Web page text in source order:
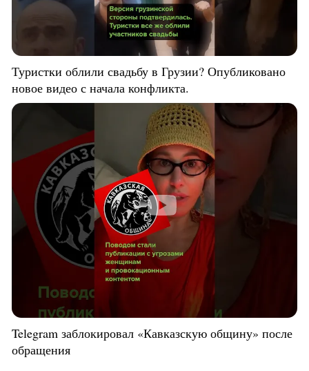
Туристки облили свадьбу в Грузии? Опубликовано
новое видео с начала конфликта.
Telegram заблокировал «Кавказскую общину» после
обращения